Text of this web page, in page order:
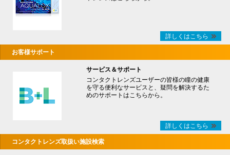
詳しくはこちら
お客様サポート
サービス＆サポート
コンタクトレンズユーザーの皆様の瞳の健康
を守る便利なサービスと、疑問を解決するた
めのサポートはこちらから。
詳しくはこちら
コンタクトレンズ取扱い施設検索